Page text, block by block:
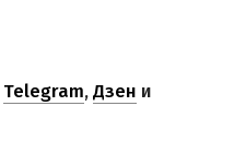
Telegram,Дзен и